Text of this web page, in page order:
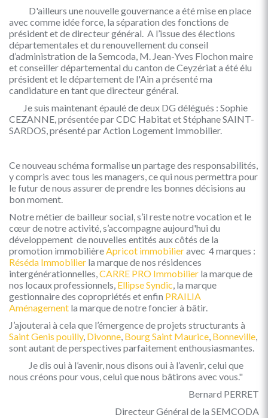
D'ailleurs une nouvelle gouvernance a été mise en place
avec comme idée force, la séparation des fonctions de
président et de directeur général. A l’issue des élections
départementales et du renouvellement du conseil
d’administration de la Semcoda, M. Jean-Yves Flochon maire
et conseiller départemental du canton de Ceyzériat a été élu
président et le département de l'Ain a présenté ma
candidature en tant que directeur général.
Je suis maintenant épaulé de deux DG délégués : Sophie
CEZANNE, présentée par CDC Habitat et Stéphane SAINT-
SARDOS, présenté par Action Logement Immobilier.
Ce nouveau schéma formalise un partage des responsabilités,
y compris avec tous les managers, ce qui nous permettra pour
le futur de nous assurer de prendre les bonnes décisions au
bon moment.
Notre métier de bailleur social, s’il reste notre vocation et le
cœur de notre activité, s’accompagne aujourd'hui du
développement de nouvelles entités aux côtés de la
promotion immobilièreApricot immobilieravec 4 marques :
Réséda Immobilier la marque de nos résidences
intergénérationnelles,CARRE PRO Immobilier la marque de
nos locaux professionnels, Ellipse Syndic, la marque
gestionnaire des copropriétés et enfin PRAILIA
Aménagement la marque de notre foncier à bâtir.
J’ajouterai à cela que l’émergence de projets structurants à
Saint Genis pouilly, Divonne, Bourg Saint Maurice, Bonneville,
sont autant de perspectives parfaitement enthousiasmantes.
Je dis oui à l’avenir, nous disons oui à l’avenir, celui que
nous créons pour vous, celui que nous bâtirons avec vous."
Bernard PERRET
Directeur Général de la SEMCODA